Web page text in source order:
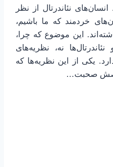
نئاندرتال از نظر
خردمند که ما باشیم،
این موضوع که چرا،
نه، نظریه‌های
یکی از این نظریه‌ها که
صحبت…